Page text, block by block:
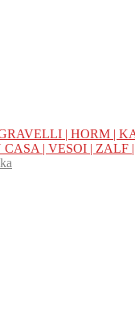
| HORM |
CASA | VESOI | ZALF |